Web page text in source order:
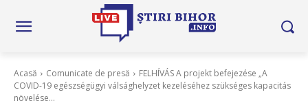
Acasă Comunicate de presă
FELHÍVÁS A projekt befejezése „A
COVID-19 egészségügyi válsághelyzet kezeléséhez szükséges kapacitás
növelése...